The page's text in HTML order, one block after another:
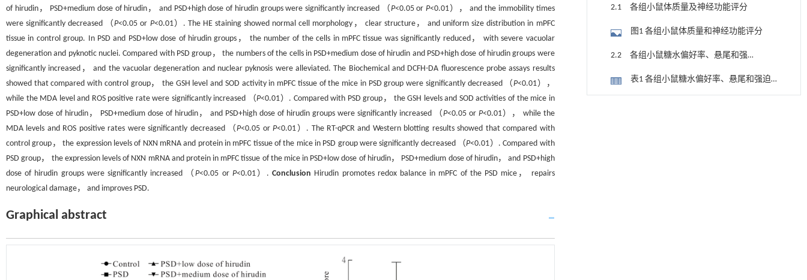
of hirudin， PSD+medium dose of hirudin， and PSD+high dose of hirudin groups were significantly increased （P<0.05 orP<0.01）， and the immobility times
were significantly decreased （P<0.05 or P<0.01）. The HE staining showed normal cell morphology， clear structure， and uniform size distribution in mPFC
tissue in control group. In PSD and PSD+low dose of hirudin groups， the number of the cells in mPFC tissue was significantly reduced， with severe vacuolar
degeneration and pyknotic nuclei. Compared with PSD group， the numbers of the cells in PSD+medium dose of hirudin and PSD+high dose of hirudin groups were
significantly increased， and the vacuolar degeneration and nuclear pyknosis were alleviated. The Biochemical and DCFH-DA fluorescence probe assays results
showed that compared with control group， the GSH level and SOD activity in mPFC tissue of the mice in PSD group were significantly decreased （P<0.01），
while the MDA level and ROS positive rate were significantly increased （P<0.01）. Compared with PSD group， the GSH levels and SOD activities of the mice in
PSD+low dose of hirudin， PSD+medium dose of hirudin， and PSD+high dose of hirudin groups were significantly increased （P<0.05 or P<0.01）， while the
MDA levels and ROS positive rates were significantly decreased （P<0.05 orP<0.01）. The RT-qPCR and Western blotting results showed that compared with
control group， the expression levels of NXN mRNA and protein in mPFC tissue of the mice in PSD group were significantly decreased （P<0.01）. Compared with
PSD group， the expression levels of NXN mRNA and protein in mPFC tissue of the mice in PSD+low dose of hirudin， PSD+medium dose of hirudin， and PSD+high
dose of hirudin groups were significantly increased （P<0.05 or P<0.01）.Conclusion Hirudin promotes redox balance in mPFC of the PSD mice， repairs
neurological damage， and improves PSD.
Graphical abstract
2.1 各组小鼠体质量及神经功能评分
图1 各组小鼠体质量和神经功能评分
2.2 各组小鼠糖水偏好率、悬尾和强迫
表1 各组小鼠糖水偏好率、悬尾和强迫
游泳不动时间 (n=6， x±s)